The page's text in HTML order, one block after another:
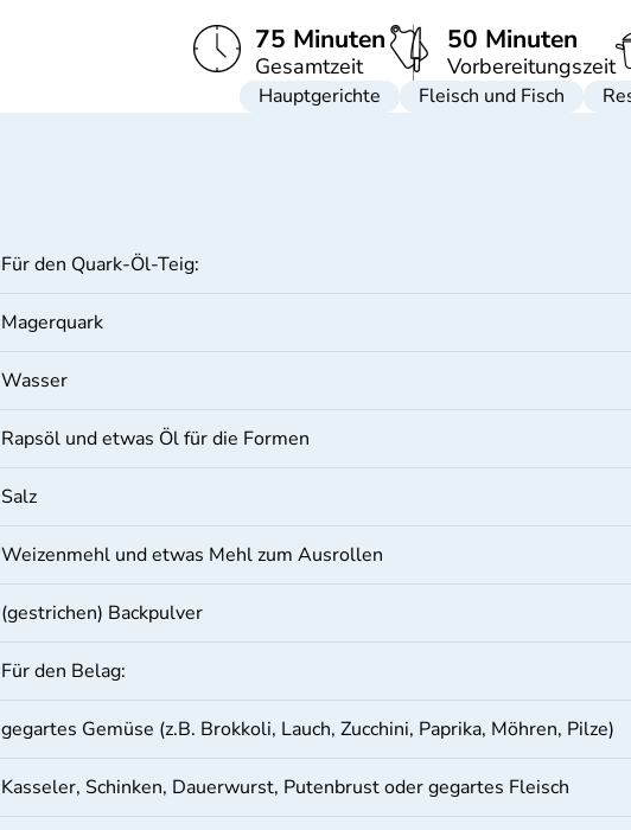
75 Minuten
Gesamtzeit
50 Minuten
Vorbereitungszeit
Hauptgerichte Fleisch und Fisch
Für den Quark-Öl-Teig:
Magerquark
Wasser
Rapsöl und etwas Öl für die Formen
Salz
Weizenmehl und etwas Mehl zum Ausrollen
(gestrichen) Backpulver
Für den Belag:
gegartes Gemüse (z.B. Brokkoli, Lauch, Zucchini, Paprika, Möhren, Pilze)
Kasseler, Schinken, Dauerwurst, Putenbrust oder gegartes Fleisch